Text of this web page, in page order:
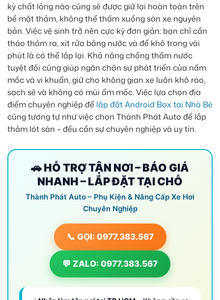
kỳ chất lỏng nào cũng sẽ được giữ lại hoàn toàn trên
bề mặt thảm, không thể thấm xuống sàn xe nguyên
bản. Việc vệ sinh trở nên cực kỳ đơn giản: bạn chỉ cần
tháo thảm ra, xịt rửa bằng nước và để khô trong vài
phút là có thể lắp lại. Khả năng chống thấm nước
tuyệt đối cũng giúp ngăn chặn sự phát triển của nấm
mốc và vi khuẩn, giữ cho không gian xe luôn khô ráo,
sạch sẽ và không có mùi ẩm mốc. Việc lựa chọn địa
điểm chuyên nghiệp để lắp đặt Android Box tại Nhà Bè
cũng tương tự như việc chọn Thành Phát Auto để lắp
thảm lót sàn – đều cần sự chuyên nghiệp và uy tín.
🚗 HỖ TRỢ TẬN NƠI – BÁO GIÁ
NHANH – LẮP ĐẶT TẠI CHỖ
Thành Phát Auto – Phụ Kiện & Nâng Cấp Xe Hơi
Chuyên Nghiệp
📞 GỌI: 0977.383.567
💬 ZALO: 0977.383.567